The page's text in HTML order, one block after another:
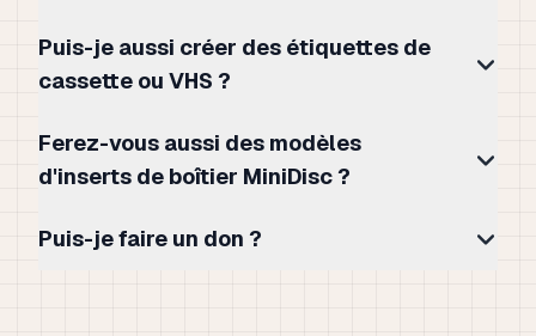
Puis-je aussi créer des étiquettes de
cassette ou VHS ?
Ferez-vous aussi des modèles
d'inserts de boîtier MiniDisc ?
Puis-je faire un don ?